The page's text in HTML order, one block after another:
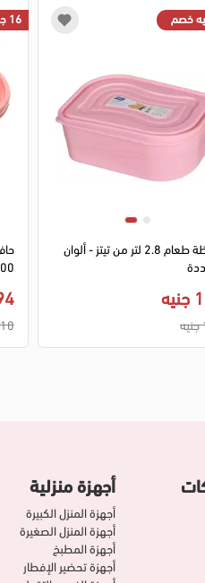
16 جنيه خصم
94
110
حافظة طعام 2.8 لتر من تيتز - ألوان
أجهزة منزلية
أجهزة المنزل الكبيرة
أجهزة المنزل الصغيرة
أجهزة المطبخ
أجهزة تحضير الإفطار